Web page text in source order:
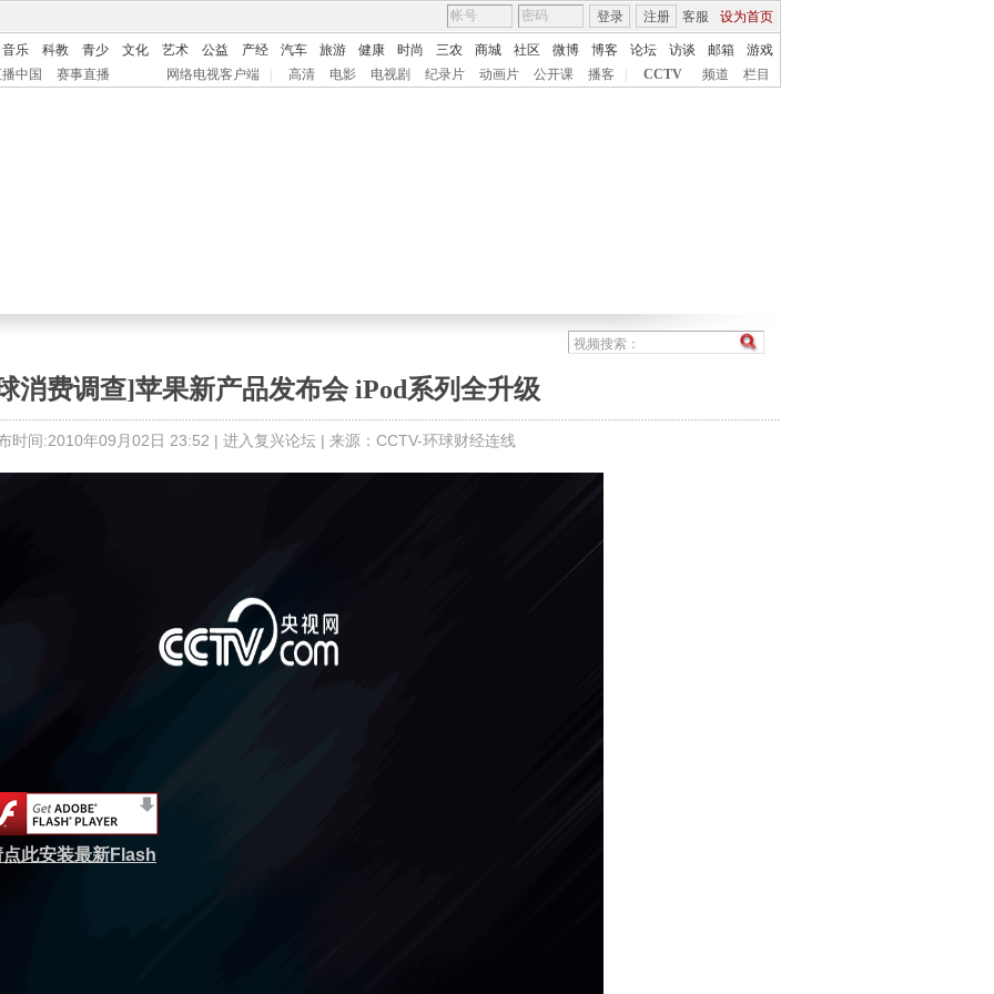
客服 设为首页
登录 注册
音乐 科教 青少 文化 艺术 公益 产经 汽车 旅游 健康 时尚 三农 商城 社区 微博 博客 论坛 访谈 邮箱
游戏
中国
赛事直播 网络电视客户端 高清 电影 电视剧 纪录片 动画片 公开课 播客 CCTV 频道 栏目
消费调查]苹果新产品发布会 iPod系列全升级
时间:2010年09月02日 23:52 | 进入复兴论坛 | 来源：CCTV-环球财经连线
点此安装最新Flash